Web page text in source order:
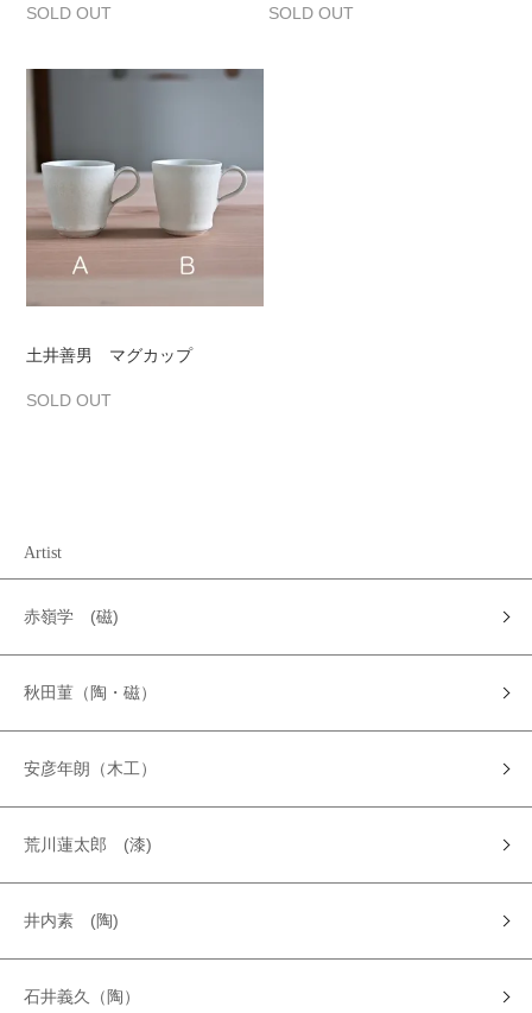
SOLD OUT SOLD OUT
土井善男 マグカップ
SOLD OUT
Artist
赤嶺学 (磁)
秋田菫（陶・磁）
安彦年朗（木工）
荒川蓮太郎 (漆)
井内素 (陶)
石井義久（陶）